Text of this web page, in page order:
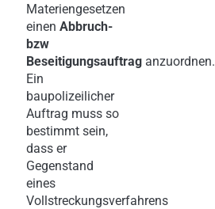
Materiengesetzen
einen Abbruch-
bzw
Beseitigungsauftrag anzuordnen.
Ein
baupolizeilicher
Auftrag muss so
bestimmt sein,
dass er
Gegenstand
eines
Vollstreckungsverfahrens